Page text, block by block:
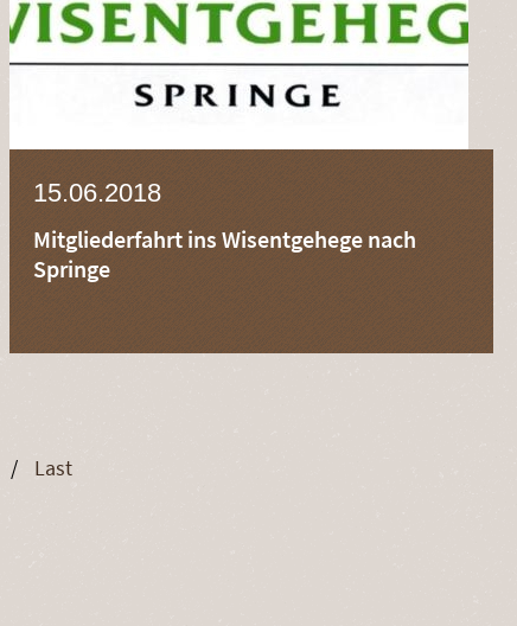
15.06.2018
Mitgliederfahrt ins Wisentgehege nach
Springe
Last